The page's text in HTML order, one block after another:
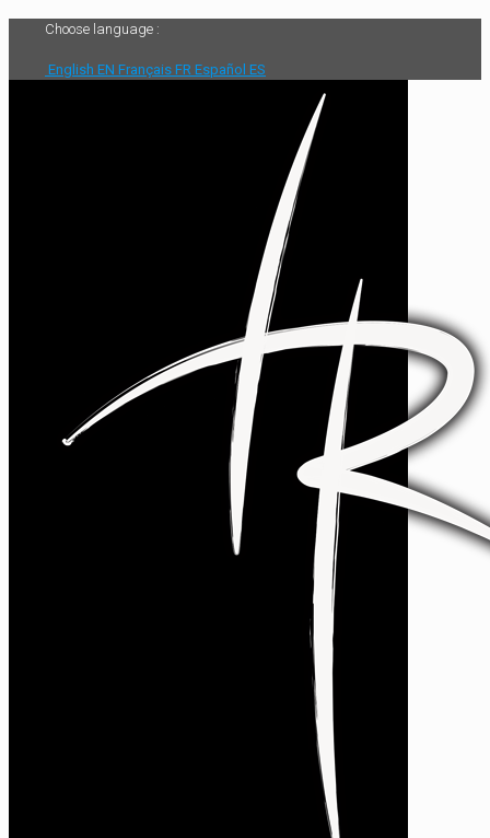
Choose language :
English EN Français FR Español ES